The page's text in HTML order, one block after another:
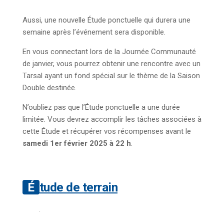
Aussi, une nouvelle Étude ponctuelle qui durera une
semaine après l’événement sera disponible.
En vous connectant lors de la Journée Communauté
de janvier, vous pourrez obtenir une rencontre avec un
Tarsal ayant un fond spécial sur le thème de la Saison
Double destinée.
N’oubliez pas que l’Étude ponctuelle a une durée
limitée. Vous devrez accomplir les tâches associées à
cette Étude et récupérer vos récompenses avant le
samedi 1er février 2025 à 22 h.
Étude de terrain